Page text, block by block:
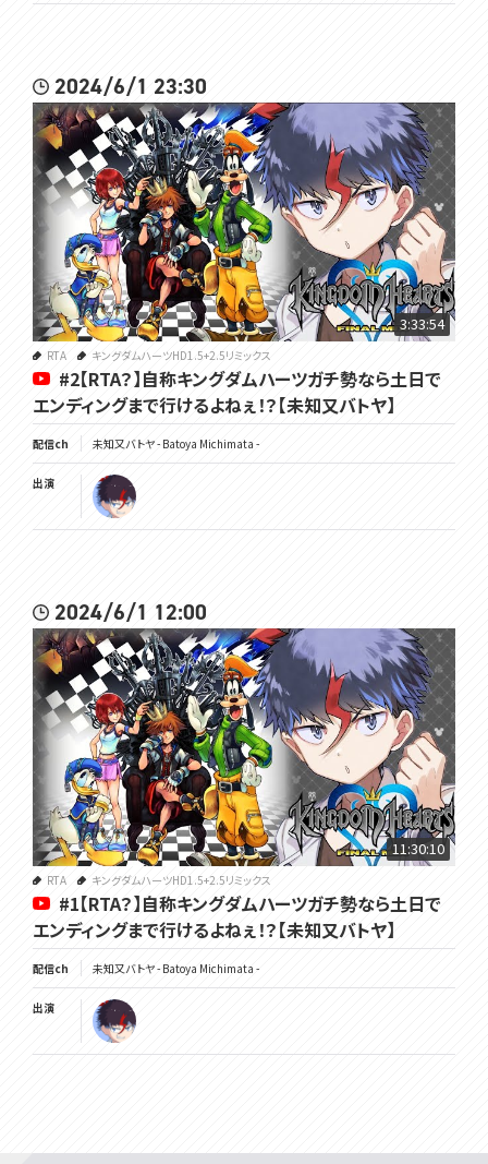
2024/6/1 23:30
3:33:54
RTA キングダムハーツHD1.5+2.5リミックス
#2【RTA？】自称キングダムハーツガチ勢なら土日で
エンディングまで行けるよねぇ！？【未知又バトヤ】
配信ch 未知又バトヤ - Batoya Michimata -
出演
2024/6/1 12:00
11:30:10
RTA キングダムハーツHD1.5+2.5リミックス
#1【RTA？】自称キングダムハーツガチ勢なら土日で
エンディングまで行けるよねぇ！？【未知又バトヤ】
配信ch 未知又バトヤ - Batoya Michimata -
出演